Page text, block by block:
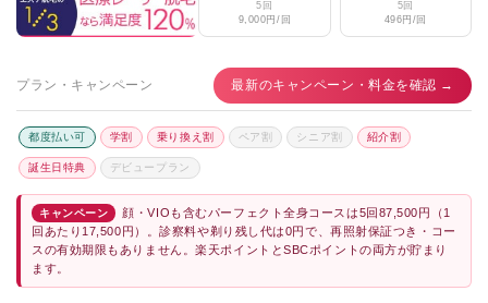
5回
9,000円/回
5回
496円/回
プラン・キャンペーン 最新のキャンペーン・料金を確認 →
都度払い可 学割 乗り換え割 ペア割 シニア割 紹介割
誕生日特典 デビュープラン
キャンペーン
顔・VIOも含むパーフェクト全身コースは5回87,500円（1
回あたり17,500円）。診察料や剃り残し代は0円で、再照射保証つき・コー
スの有効期限もありません。楽天ポイントとSBCポイントの両方が貯まり
ます。